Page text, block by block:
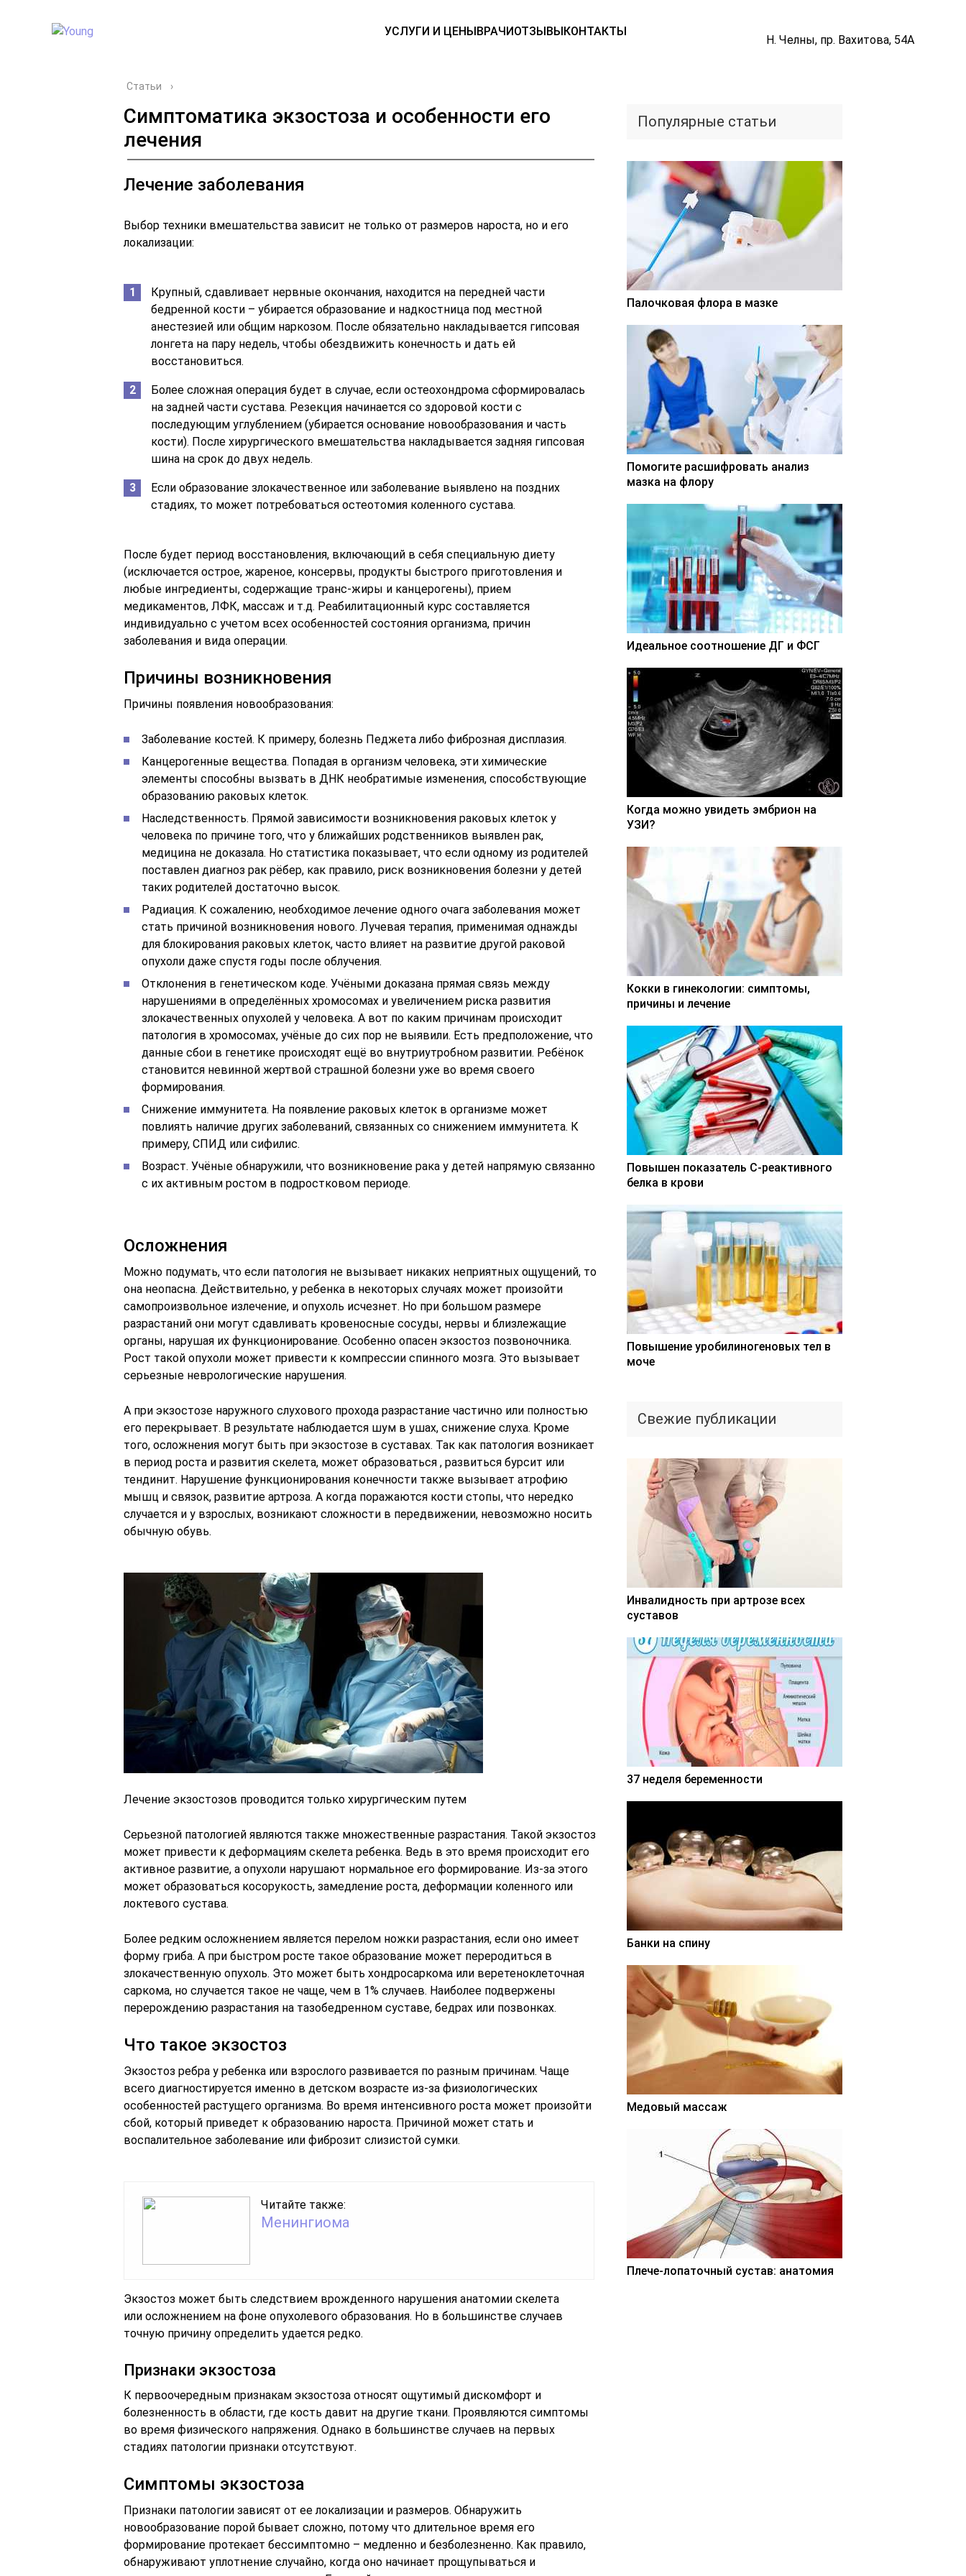
УСЛУГИ И ЦЕНЫВРАЧИОТЗЫВЫКОНТАКТЫ
Н. Челны, пр. Вахитова, 54А
Статьи ›
Симптоматика экзостоза и особенности его
лечения
Лечение заболевания
Выбор техники вмешательства зависит не только от размеров нароста, но и его
локализации:
Крупный, сдавливает нервные окончания, находится на передней части
бедренной кости – убирается образование и надкостница под местной
анестезией или общим наркозом. После обязательно накладывается гипсовая
лонгета на пару недель, чтобы обездвижить конечность и дать ей
восстановиться.
Более сложная операция будет в случае, если остеохондрома сформировалась
на задней части сустава. Резекция начинается со здоровой кости с
последующим углублением (убирается основание новообразования и часть
кости). После хирургического вмешательства накладывается задняя гипсовая
шина на срок до двух недель.
Если образование злокачественное или заболевание выявлено на поздних
стадиях, то может потребоваться остеотомия коленного сустава.
После будет период восстановления, включающий в себя специальную диету
(исключается острое, жареное, консервы, продукты быстрого приготовления и
любые ингредиенты, содержащие транс-жиры и канцерогены), прием
медикаментов, ЛФК, массаж и т.д. Реабилитационный курс составляется
индивидуально с учетом всех особенностей состояния организма, причин
заболевания и вида операции.
Причины возникновения
Причины появления новообразования:
Заболевание костей. К примеру, болезнь Педжета либо фиброзная дисплазия.
Канцерогенные вещества. Попадая в организм человека, эти химические
элементы способны вызвать в ДНК необратимые изменения, способствующие
образованию раковых клеток.
Наследственность. Прямой зависимости возникновения раковых клеток у
человека по причине того, что у ближайших родственников выявлен рак,
медицина не доказала. Но статистика показывает, что если одному из родителей
поставлен диагноз рак рёбер, как правило, риск возникновения болезни у детей
таких родителей достаточно высок.
Радиация. К сожалению, необходимое лечение одного очага заболевания может
стать причиной возникновения нового. Лучевая терапия, применимая однажды
для блокирования раковых клеток, часто влияет на развитие другой раковой
опухоли даже спустя годы после облучения.
Отклонения в генетическом коде. Учёными доказана прямая связь между
нарушениями в определённых хромосомах и увеличением риска развития
злокачественных опухолей у человека. А вот по каким причинам происходит
патология в хромосомах, учёные до сих пор не выявили. Есть предположение, что
данные сбои в генетике происходят ещё во внутриутробном развитии. Ребёнок
становится невинной жертвой страшной болезни уже во время своего
формирования.
Снижение иммунитета. На появление раковых клеток в организме может
повлиять наличие других заболеваний, связанных со снижением иммунитета. К
примеру, СПИД или сифилис.
Возраст. Учёные обнаружили, что возникновение рака у детей напрямую связанно
с их активным ростом в подростковом периоде.
Осложнения
Можно подумать, что если патология не вызывает никаких неприятных ощущений, то
она неопасна. Действительно, у ребенка в некоторых случаях может произойти
самопроизвольное излечение, и опухоль исчезнет. Но при большом размере
разрастаний они могут сдавливать кровеносные сосуды, нервы и близлежащие
органы, нарушая их функционирование. Особенно опасен экзостоз позвоночника.
Рост такой опухоли может привести к компрессии спинного мозга. Это вызывает
серьезные неврологические нарушения.
А при экзостозе наружного слухового прохода разрастание частично или полностью
его перекрывает. В результате наблюдается шум в ушах, снижение слуха. Кроме
того, осложнения могут быть при экзостозе в суставах. Так как патология возникает
в период роста и развития скелета, может образоваться , развиться бурсит или
тендинит. Нарушение функционирования конечности также вызывает атрофию
мышц и связок, развитие артроза. А когда поражаются кости стопы, что нередко
случается и у взрослых, возникают сложности в передвижении, невозможно носить
обычную обувь.
Лечение экзостозов проводится только хирургическим путем
Серьезной патологией являются также множественные разрастания. Такой экзостоз
может привести к деформациям скелета ребенка. Ведь в это время происходит его
активное развитие, а опухоли нарушают нормальное его формирование. Из-за этого
может образоваться косорукость, замедление роста, деформации коленного или
локтевого сустава.
Более редким осложнением является перелом ножки разрастания, если оно имеет
форму гриба. А при быстром росте такое образование может переродиться в
злокачественную опухоль. Это может быть хондросаркома или веретеноклеточная
саркома, но случается такое не чаще, чем в 1% случаев. Наиболее подвержены
перерождению разрастания на тазобедренном суставе, бедрах или позвонках.
Что такое экзостоз
Экзостоз ребра у ребенка или взрослого развивается по разным причинам. Чаще
всего диагностируется именно в детском возрасте из-за физиологических
особенностей растущего организма. Во время интенсивного роста может произойти
сбой, который приведет к образованию нароста. Причиной может стать и
воспалительное заболевание или фиброзит слизистой сумки.
Читайте также:
Менингиома
Экзостоз может быть следствием врожденного нарушения анатомии скелета
или осложнением на фоне опухолевого образования. Но в большинстве случаев
точную причину определить удается редко.
Признаки экзостоза
К первоочередным признакам экзостоза относят ощутимый дискомфорт и
болезненность в области, где кость давит на другие ткани. Проявляются симптомы
во время физического напряжения. Однако в большинстве случаев на первых
стадиях патологии признаки отсутствуют.
Симптомы экзостоза
Признаки патологии зависят от ее локализации и размеров. Обнаружить
новообразование порой бывает сложно, потому что длительное время его
формирование протекает бессимптомно – медленно и безболезненно. Как правило,
обнаруживают уплотнение случайно, когда оно начинает прощупываться и
Популярные статьи
Палочковая флора в мазке
Помогите расшифровать анализ
мазка на флору
Идеальное соотношение ДГ и ФСГ
Когда можно увидеть эмбрион на
УЗИ?
Кокки в гинекологии: симптомы,
причины и лечение
Повышен показатель С-реактивного
белка в крови
Повышение уробилиногеновых тел в
моче
Свежие публикации
Инвалидность при артрозе всех
суставов
37 неделя беременности
Банки на спину
Медовый массаж
Плече-лопаточный сустав: анатомия